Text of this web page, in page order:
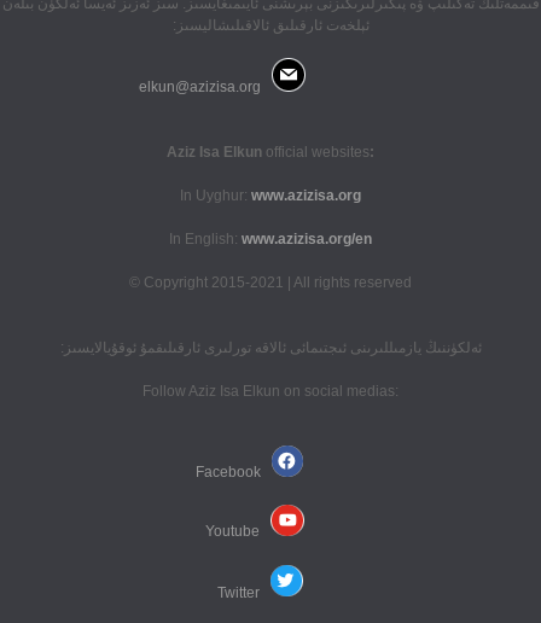
قىممەتلىك تەكىلىپ ۋە پىكىرلىرىڭىزنى بېرىشنى ئايىمىغايسىز. سىز ئەزىز ئەيسا ئەلكۈن بىلەن
ئېلخەت ئارقىلىق ئالاقىلىشاليسىز:
:Aziz Isa Elkun
official websites
In Uyghur: www.azizisa.org
In English: www.azizisa.org/en
Copyright 2015-2021 | All rights reserved ©
ئەلكۈننىڭ يازمىللىرىنى ئىجتىمائى ئالاقە تورلىرى ئارقىلىقمۇ ئوقۇيالايسىز:
:Follow Aziz Isa Elkun on social medias